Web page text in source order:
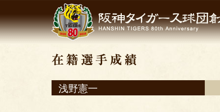
浅野憲一